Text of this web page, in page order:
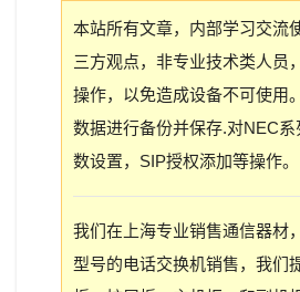
本站所有文章，内部学习交流
三方观点，非专业技术类人员
操作，以免造成设备不可使用
数据进行备份并保存.对NEC
数设置，SIP授权添加等操作。
我们在上海专业销售通信器材
型号的电话交换机销售，我们